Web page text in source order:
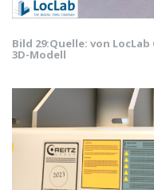
Bild 29:Quelle: von
3D-Modell